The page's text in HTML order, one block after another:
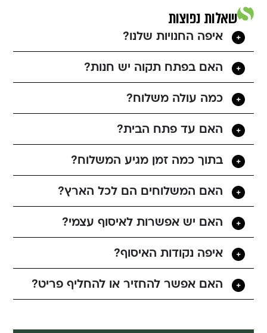
שאלות נפוצות
איפה החנויות שלנו?
האם בפתח תקוה יש חנות?
כמה עולה משלוח?
האם עד פתח הבית?
בתוך כמה זמן מגיע המשלוח?
האם המשלוחים הם לכל הארץ?
האם יש אפשרות לאיסוף עצמי?
איפה נקודות האיסוף?
האם אפשר להחזיר או להחליף פריט?